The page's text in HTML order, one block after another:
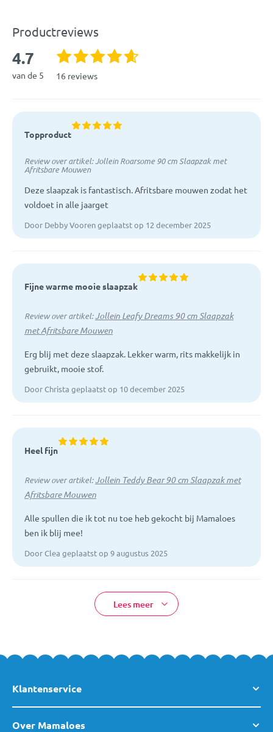
EAN: 8717329370883
Productreviews
4.7
van de 5 16 reviews
Topproduct
Review over artikel:Jollein Roarsome 90 cm Slaapzak met
Afritsbare Mouwen
Deze slaapzak is fantastisch. Afritsbare mouwen zodat het
voldoet in alle jaarget
Door Debby Vooren geplaatst op 12 december 2025
Fijne warme mooie slaapzak
Review over artikel:Jollein Leafy Dreams 90 cm Slaapzak
met Afritsbare Mouwen
Erg blij met deze slaapzak. Lekker warm, rits makkelijk in
gebruikt, mooie stof.
Door Christa geplaatst op 10 december 2025
Heel fijn
Review over artikel:Jollein Teddy Bear 90 cm Slaapzak met
Afritsbare Mouwen
Alle spullen die ik tot nu toe heb gekocht bij Mamaloes
ben ik blij mee!
Door Clea geplaatst op 9 augustus 2025
Lees meer
Klantenservice
Over Mamaloes